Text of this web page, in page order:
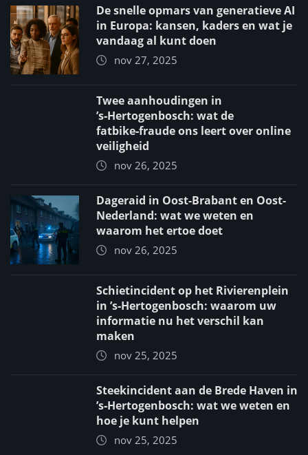
De snelle opmars van generatieve AI
in Europa: kansen, kaders en wat je
vandaag al kunt doen
nov 27, 2025
Twee aanhoudingen in
’s‑Hertogenbosch: wat de
fatbike‑fraude ons leert over online
veiligheid
nov 26, 2025
Dageraid in Oost-Brabant en Oost-
Nederland: wat we weten en
waarom het ertoe doet
nov 26, 2025
Schietincident op het Rivierenplein
in ’s‑Hertogenbosch: waarom uw
informatie nu het verschil kan
maken
nov 25, 2025
Steekincident aan de Brede Haven in
’s‑Hertogenbosch: wat we weten en
hoe je kunt helpen
nov 25, 2025